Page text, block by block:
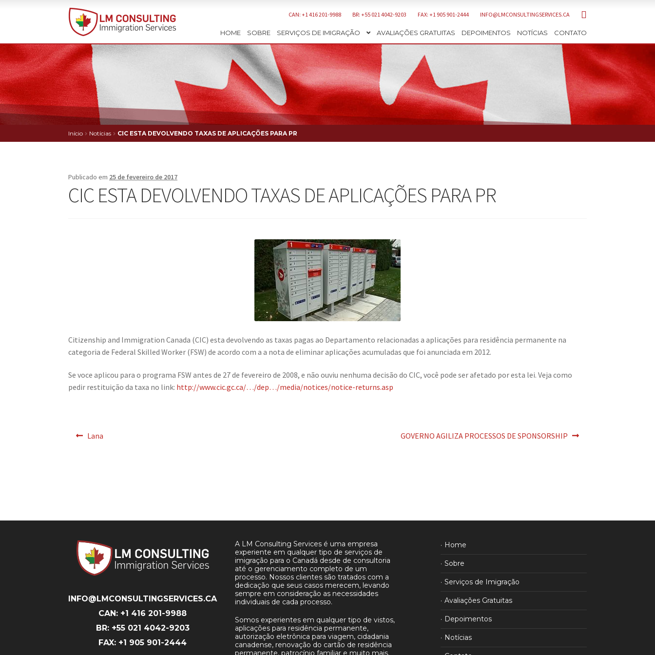
Pular
para
navegação
Pular
para
conteúdo
CAN: +1 416 201-9988 BR: +55 021 4042-9203 FAX: +1 905 901-2444 INFO@LMCONSULTINGSERVICES.CA
HOME SOBRE SERVIÇOS DE IMIGRAÇÃO AVALIAÇÕES GRATUITAS DEPOIMENTOS NOTÍCIAS CONTATO
Início Notícias CIC ESTA DEVOLVENDO TAXAS DE APLICAÇÕES PARA PR
Publicado em 25 de fevereiro de 2017
CIC ESTA DEVOLVENDO TAXAS DE APLICAÇÕES PARA PR
Citizenship and Immigration Canada (CIC) esta devolvendo as taxas pagas ao Departamento relacionadas a aplicações para residência permanente na
categoria de Federal Skilled Worker (FSW) de acordo com a a nota de eliminar aplicações acumuladas que foi anunciada em 2012.
Se voce aplicou para o programa FSW antes de 27 de fevereiro de 2008, e não ouviu nenhuma decisão do CIC, você pode ser afetado por esta lei. Veja como
pedir restituição da taxa no link: http://www.cic.gc.ca/…/dep…/media/notices/notice-returns.asp
Navegação
Previous
Lana
Next
GOVERNO AGILIZA PROCESSOS DE SPONSORSHIP
INFO@LMCONSULTINGSERVICES.CA
CAN: +1 416 201-9988
BR: +55 021 4042-9203
FAX: +1 905 901-2444
A LM Consulting Services é uma empresa
experiente em qualquer tipo de serviços de
imigração para o Canadá desde de consultoria
até o gerenciamento completo de um
processo. Nossos clientes são tratados com a
dedicação que seus casos merecem, levando
sempre em consideração as necessidades
individuais de cada processo.
Somos experientes em qualquer tipo de vistos,
aplicações para residência permanente,
autorização eletrônica para viagem, cidadania
canadense, renovação do cartão de residência
permanente, patrocínio familiar e muito mais.
Home
Sobre
Serviços de Imigração
Avaliações Gratuitas
Depoimentos
Notícias